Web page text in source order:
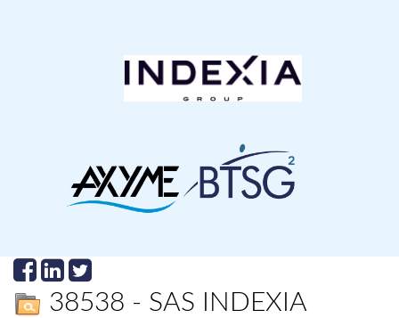
38538 - SAS INDEXIA